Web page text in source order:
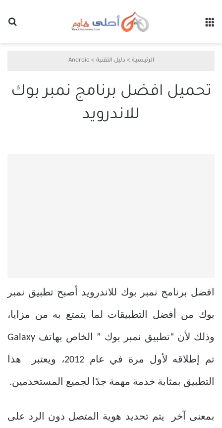
الرئيسية > دليل التقنية >
Android
تحميل افضل برنامج نمبر بوك
للاندرويد
افضل برنامج نمبر بوك للاندرويد أصبح تطبيق نمبر
بوك من أفضل التطبيقات لما يتمتع به من مزايا،
وذلك لأن “تطبيق نمبر بوك ” الخاص بهاتف Galaxy
تم إطلاقه لأول مرة في عام 2012، ويعتبر هذا
التطبيق بمثابة خدمة مهمة جدًا لجميع المستخدمين.
بمعنى آخر يتم تحديد هوية المتصل دون الرد على